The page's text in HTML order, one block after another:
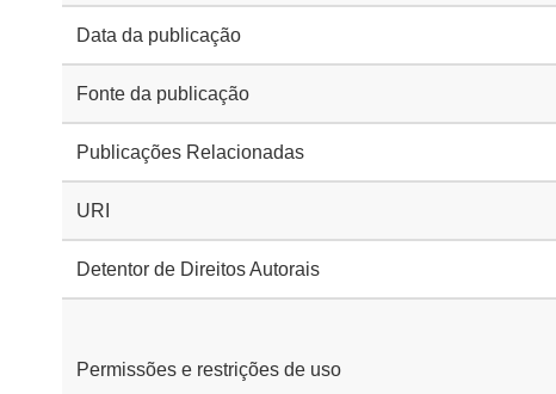
Data da publicação
Fonte da publicação
Publicações Relacionadas
URI
Detentor de Direitos Autorais
Permissões e restrições de uso